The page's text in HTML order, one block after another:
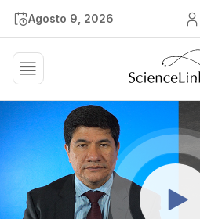
Agosto 9, 2026